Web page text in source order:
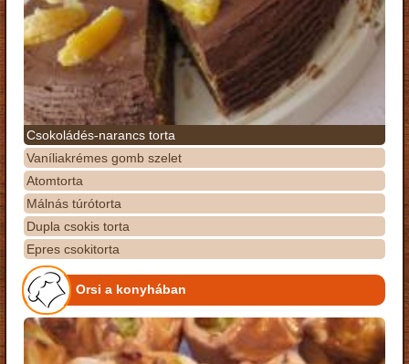
Csokoládés-narancs torta
Vaníliakrémes gomb szelet
Atomtorta
Málnás túrótorta
Dupla csokis torta
Epres csokitorta
Orsi a konyhában